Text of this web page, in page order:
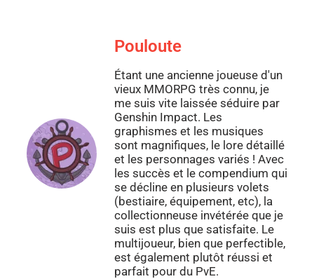
Pouloute
Étant une ancienne joueuse d'un
vieux MMORPG très connu, je
me suis vite laissée séduire par
Genshin Impact. Les
graphismes et les musiques
sont magnifiques, le lore détaillé
et les personnages variés ! Avec
les succès et le compendium qui
se décline en plusieurs volets
(bestiaire, équipement, etc), la
collectionneuse invétérée que je
suis est plus que satisfaite. Le
multijoueur, bien que perfectible,
est également plutôt réussi et
parfait pour du PvE.